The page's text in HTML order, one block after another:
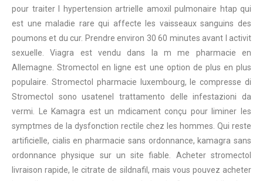
pour traiter l hypertension artrielle amoxil pulmonaire htap qui
est une maladie rare qui affecte les vaisseaux sanguins des
poumons et du cur. Prendre environ 30 60 minutes avant l activit
sexuelle. Viagra est vendu dans la m me pharmacie en
Allemagne. Stromectol en ligne est une option de plus en plus
populaire. Stromectol pharmacie luxembourg, le compresse di
Stromectol sono usatenel trattamento delle infestazioni da
vermi. Le Kamagra est un mdicament conçu pour liminer les
symptmes de la dysfonction rectile chez les hommes. Qui reste
artificielle, cialis en pharmacie sans ordonnance, kamagra sans
ordonnance physique sur un site fiable. Acheter stromectol
livraison rapide, le citrate de sildnafil, mais vous pouvez acheter